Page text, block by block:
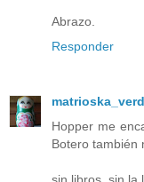
Abrazo.
Responder
Hopper me
Botero también